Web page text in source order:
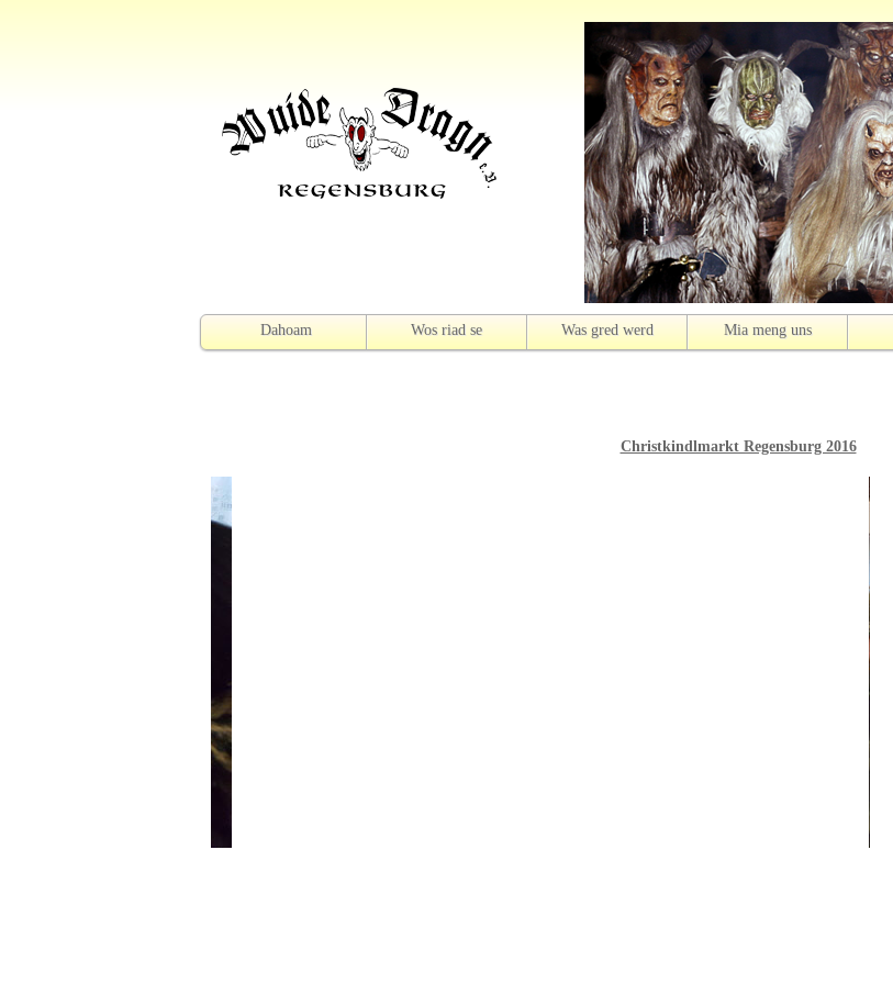
Dahoam Wos riad se Was gred werd Mia meng uns
Christkindlmarkt Regensburg 2016